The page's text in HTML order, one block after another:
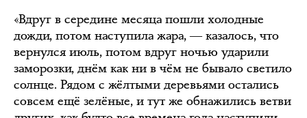
«Вдруг в середине месяца пошли холодные
дожди, потом наступила жара, ― казалось, что
вернулся июль, потом вдруг ночью ударили
заморозки, днём как ни в чём не бывало светило
солнце. Рядом с жёлтыми деревьями остались
совсем ещё зелёные, и тут же обнажились ветви